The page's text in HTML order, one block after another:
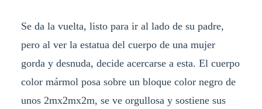
Se da la vuelta, listo para ir al lado de su padre,
pero al ver la estatua del cuerpo de una mujer
gorda y desnuda, decide acercarse a esta. El cuerpo
color mármol posa sobre un bloque color negro de
unos 2mx2mx2m, se ve orgullosa y sostiene sus